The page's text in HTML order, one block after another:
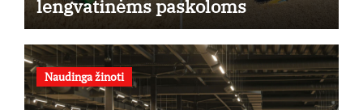
lengvatinėms paskoloms
Naudinga žinoti